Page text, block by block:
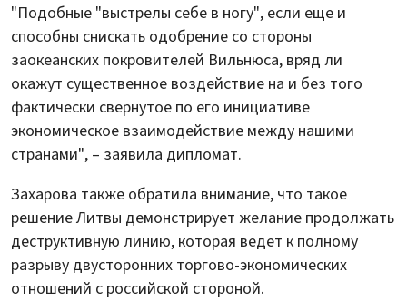
"Подобные "выстрелы себе в ногу", если еще и
способны снискать одобрение со стороны
заокеанских покровителей Вильнюса, вряд ли
окажут существенное воздействие на и без того
фактически свернутое по его инициативе
экономическое взаимодействие между нашими
странами", – заявила дипломат.
Захарова также обратила внимание, что такое
решение Литвы демонстрирует желание продолжать
деструктивную линию, которая ведет к полному
разрыву двусторонних торгово-экономических
отношений с российской стороной.